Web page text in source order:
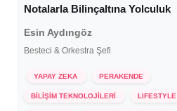
Notalarla Bilinçaltına Yolculuk
Esin Aydıngöz
Besteci & Orkestra Şefi
YAPAY ZEKA PERAKENDE
BİLİŞİM TEKNOLOJİLERİ LIFESTYLE